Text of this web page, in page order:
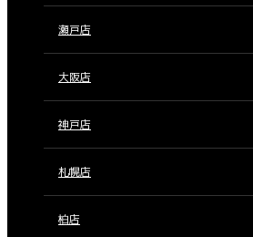
瀬戸店
大阪店
神戸店
札幌店
柏店